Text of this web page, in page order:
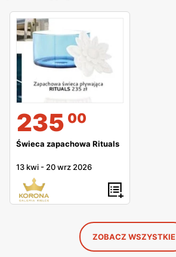
235 00
Świeca zapachowa Rituals
13 kwi - 20 wrz 2026
ZOBACZ WSZYSTKIE